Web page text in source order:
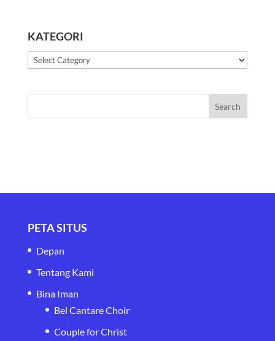
KATEGORI
Kategori
PETA SITUS
Depan
Tentang Kami
Bina Iman
Bel Cantare Choir
Couple for Christ